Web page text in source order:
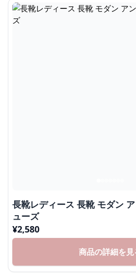
長靴レディース 長靴 モダン
ューズ
¥2,580
商品の詳細を見